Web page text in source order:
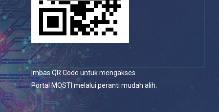
Imbas QR Code untuk mengakses
Portal MOSTI melalui peranti mudah alih.